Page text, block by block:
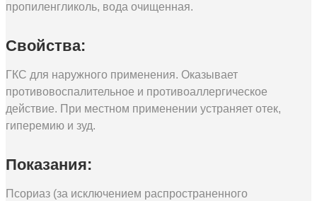
пропиленгликоль, вода очищенная.
Свойства:
ГКС для наружного применения. Оказывает
противовоспалительное и противоаллергическое
действие. При местном применении устраняет отек,
гиперемию и зуд.
Показания:
Псориаз (за исключением распространенного